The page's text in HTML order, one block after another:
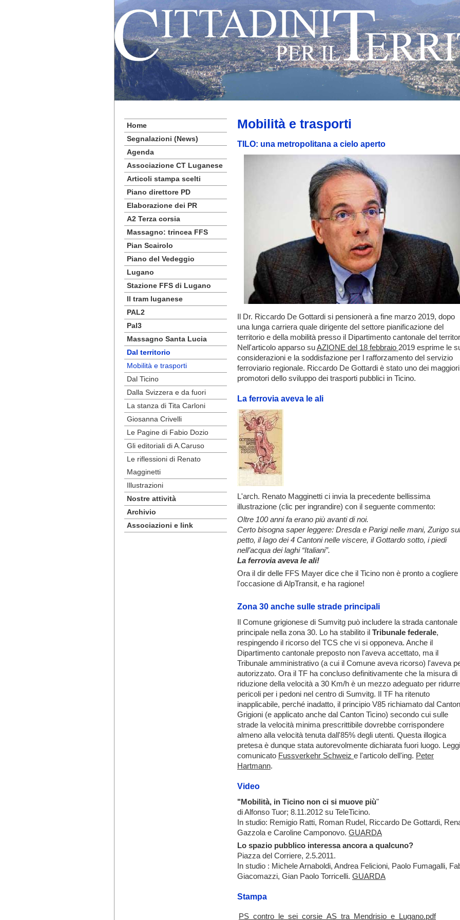
Home
Segnalazioni (News)
Agenda
Associazione CT Luganese
Articoli stampa scelti
Piano direttore PD
Elaborazione dei PR
A2 Terza corsia
Massagno: trincea FFS
Pian Scairolo
Piano del Vedeggio
Lugano
Stazione FFS di Lugano
Il tram luganese
PAL2
Pal3
Massagno Santa Lucia
Dal territorio
Mobilità e trasporti
Dal Ticino
Dalla Svizzera e da fuori
La stanza di Tita Carloni
Giosanna Crivelli
Le Pagine di Fabio Dozio
Gli editoriali di A.Caruso
Le riflessioni di Renato
Magginetti
Illustrazioni
Nostre attività
Archivio
Associazioni e link
Mobilità e trasporti
TILO: una metropolitana a cielo aperto
Il Dr. Riccardo De Gottardi si pensionerà a fine marzo 2019, dopo
una lunga carriera quale dirigente del settore pianificazione del
territorio e della mobilità presso il Dipartimento cantonale del
Nell'articolo apparso suAZIONE del 18 febbraio 2019 esprime le
considerazioni e la soddisfazione per l rafforzamento del servizio
ferroviario regionale. Riccardo De Gottardi è stato uno dei maggiori
promotori dello sviluppo dei trasporti pubblici in Ticino.
La ferrovia aveva le ali
L'arch. Renato Magginetti ci invia la precedente bellissima
illustrazione (clic per ingrandire) con il seguente commento:
Oltre 100 anni fa erano più avanti di noi.
Certo bisogna saper leggere: Dresda e Parigi nelle mani, Zurigo sul
petto, il lago dei 4 Cantoni nelle viscere, il Gottardo sotto, i piedi
nell’acqua dei laghi “Italiani”.
La ferrovia aveva le ali!
Ora il dir delle FFS Mayer dice che il Ticino non è pronto a cogliere
l'occasione di AlpTransit, e ha ragione!
Zona 30 anche sulle strade principali
Il Comune grigionese di Sumvitg può includere la strada cantonale
principale nella zona 30. Lo ha stabilito il Tribunale federale,
respingendo il ricorso del TCS che vi si opponeva. Anche il
Dipartimento cantonale preposto non l'aveva accettato, ma il
Tribunale amministrativo (a cui il Comune aveva ricorso) l'aveva
autorizzato. Ora il TF ha concluso definitivamente che la misura di
riduzione della velocità a 30 Km/h è un mezzo adeguato per
pericoli per i pedoni nel centro di Sumvitg. Il TF ha ritenuto
inapplicabile, perché inadatto, il principio V85 richiamato dal Canton
Grigioni (e applicato anche dal Canton Ticino) secondo cui sulle
strade la velocità minima prescrittibile dovrebbe corrispondere
almeno alla velocità tenuta dall'85% degli utenti. Questa illogica
pretesa è dunque stata autorevolmente dichiarata fuori luogo.
comunicato Fussverkehr Schweiz e l'articolo dell'ing. Peter
Hartmann.
Video
"Mobilità, in Ticino non ci si muove più"
di Alfonso Tuor; 8.11.2012 su TeleTicino.
In studio: Remigio Ratti, Roman Rudel, Riccardo De Gottardi,
Gazzola e Caroline Camponovo. GUARDA
Lo spazio pubblico interessa ancora a qualcuno?
Piazza del Corriere, 2.5.2011.
In studio : Michele Arnaboldi, Andrea Felicioni, Paolo Fumagalli,
Giacomazzi, Gian Paolo Torricelli. GUARDA
Stampa
PS_contro_le_sei_corsie_AS_tra_Mendrisio_e_Lugano.pdf